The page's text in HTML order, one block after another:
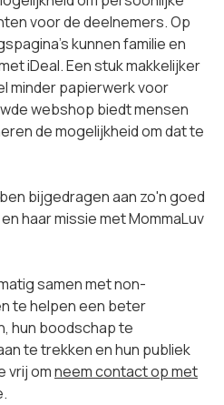
voor de deelnemers. Op
kunnen familie en
iDeal. Een stuk makkelijker
minder papierwerk voor
webshop biedt mensen
de mogelijkheid om dat te
bijgedragen aan zo'n goed
haar missie met MommaLuv
samen met non-
te helpen een beter
hun boodschap te
te trekken en hun publiek
vrij omneem contact op met